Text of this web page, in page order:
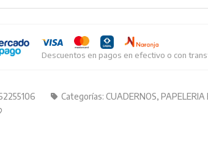
Categorías: CUADERNOS, PAPELERIA
Descuentos en pagos en efectivo o con